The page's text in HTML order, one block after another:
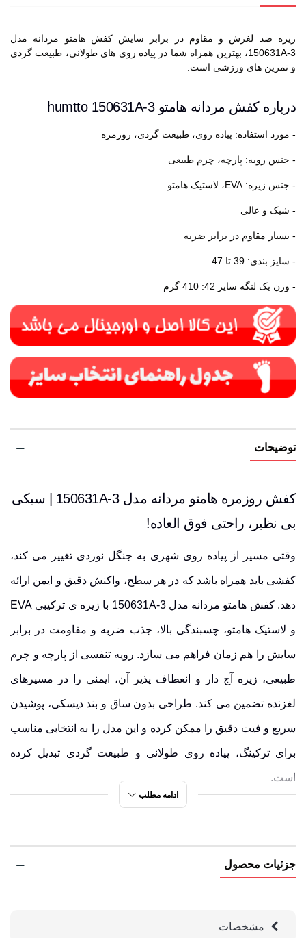
زیره ضد لغزش و مقاوم در برابر سایش کفش هامتو مردانه مدل
150631A-3، بهترین همراه شما در پیاده روی های طولانی، طبیعت گردی
و تمرین های ورزشی است.
درباره کفش مردانه هامتو humtto 150631A-3
- مورد استفاده: پیاده روی، طبیعت گردی، روزمره
- جنس رویه: پارچه، چرم طبیعی
- جنس زیره: EVA، لاستیک هامتو
- شیک و عالی
- بسیار مقاوم در برابر ضربه
- سایز بندی: 39 تا 47
- وزن یک لنگه سایز 42: 410 گرم
توضیحات
کفش روزمره هامتو مردانه مدل 150631A-3 | سبکی
بی نظیر، راحتی فوق العاده!
وقتی مسیر از پیاده روی شهری به جنگل نوردی تغییر می کند،
کفشی باید همراه باشد که در هر سطح، واکنش دقیق و ایمن ارائه
دهد. کفش هامتو مردانه مدل 150631A-3 با زیره ی ترکیبی EVA
و لاستیک هامتو، چسبندگی بالا، جذب ضربه و مقاومت در برابر
سایش را هم زمان فراهم می سازد. رویه تنفسی از پارچه و چرم
طبیعی، زیره آج دار و انعطاف پذیر آن، ایمنی را در مسیرهای
لغزنده تضمین می کند. طراحی بدون ساق و بند دیسکی، پوشیدن
سریع و فیت دقیق را ممکن کرده و این مدل را به انتخابی مناسب
برای ترکینگ، پیاده روی طولانی و طبیعت گردی تبدیل کرده
است.
مشکیوخاکی روشن نیز عرضه کرده است تا پاسخ گوی سلایق
ادامه مطلب
جزئیات محصول
مشخصات